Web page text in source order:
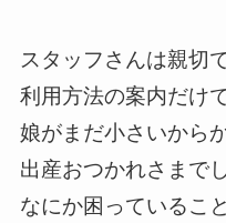
スタッフさんは親切
利用方法の案内だけ
娘がまだ小さいから
出産おつかれさまで
なにか困っているこ